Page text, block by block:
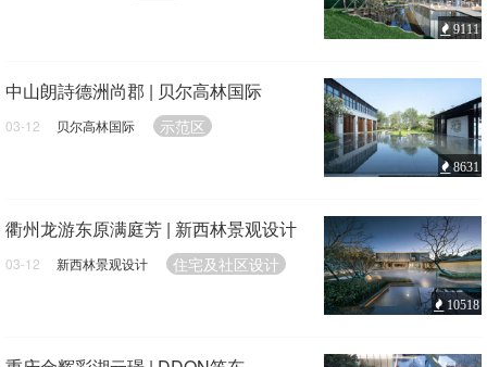
9111
中山朗詩德洲尚郡 | 贝尔高林国际
03-12 贝尔高林国际 示范区
8631
衢州龙游东原满庭芳 | 新西林景观设计
03-12 新西林景观设计 住宅及社区设计
10518